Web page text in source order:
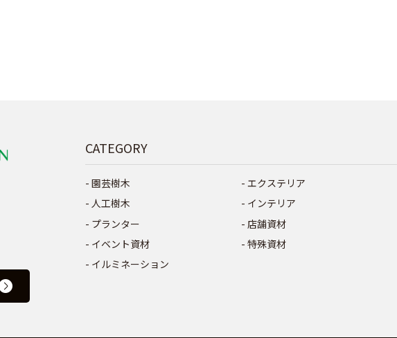
CATEGORY
園芸樹木
人工樹木
プランター
イベント資材
イルミネーション
エクステリア
インテリア
店舗資材
特殊資材